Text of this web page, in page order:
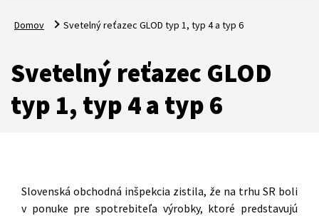
Domov Svetelný reťazec GLOD typ 1, typ 4 a typ 6
Svetelný reťazec GLOD
typ 1, typ 4 a typ 6
Slovenská obchodná inšpekcia zistila, že na trhu SR boli
v ponuke pre spotrebiteľa výrobky, ktoré predstavujú